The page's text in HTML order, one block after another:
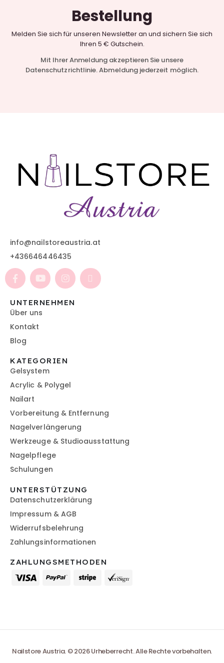
Bestellung
Melden Sie sich für unseren Newsletter an und sichern Sie sich
Ihren 5 € Gutschein.
Mit Ihrer Anmeldung akzeptieren Sie unsere
Datenschutzrichtlinie. Abmeldung jederzeit möglich.
info@nailstoreaustria.at
+436646446435
UNTERNEHMEN
Über uns
Kontakt
Blog
KATEGORIEN
Gelsystem
Acrylic & Polygel
Nailart
Vorbereitung & Entfernung
Nagelverlängerung
Werkzeuge & Studioausstattung
Nagelpflege
Schulungen
UNTERSTÜTZUNG
Datenschutzerklärung
Impressum & AGB
Widerrufsbelehrung
Zahlungsinformationen
ZAHLUNGSMETHODEN
Nailstore Austria. © 2026 Urheberrecht. Alle Rechte vorbehalten.